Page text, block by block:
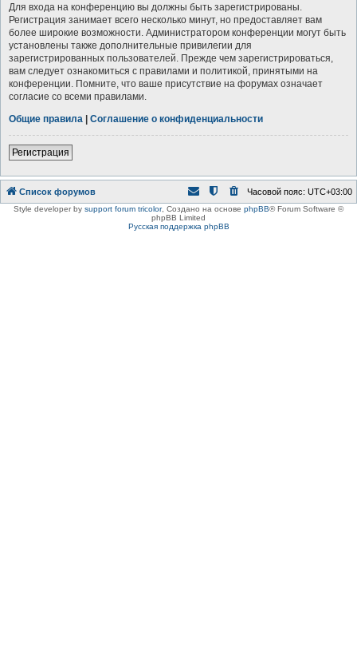
Для входа на конференцию вы должны быть зарегистрированы.
Регистрация занимает всего несколько минут, но предоставляет вам
более широкие возможности. Администратором конференции могут быть
установлены также дополнительные привилегии для
зарегистрированных пользователей. Прежде чем зарегистрироваться,
вам следует ознакомиться с правилами и политикой, принятыми на
конференции. Помните, что ваше присутствие на форумах означает
согласие со всеми правилами.
Общие правила | Соглашение о конфиденциальности
Регистрация
Список форумов Часовой пояс: UTC+03:00
Style developer by support forum tricolor, Создано на основе phpBB® Forum Software ©
phpBB Limited
Русская поддержка phpBB